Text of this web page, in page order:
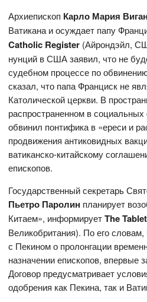
Архиепископ Карло Мария
Ватикана и осуждает папу
Catholic Register (Айрондэйл,
нунций в США заявил, что не
судебном процессе по
сказал, что папа Франциск не
Католической церкви. В
распространенном в социальных
обвинил понтифика в «ереси и
продвижения антиковидных
ватиканско-китайскому
епископов.
Государственный секретарь
Пьетро Паролин планирует
Китаем», информируетThe Tablet
Великобритания). По его
с Пекином о пролонгации
назначении епископов, впервые
Договор предусматривает
одобрения как Пекина, так и